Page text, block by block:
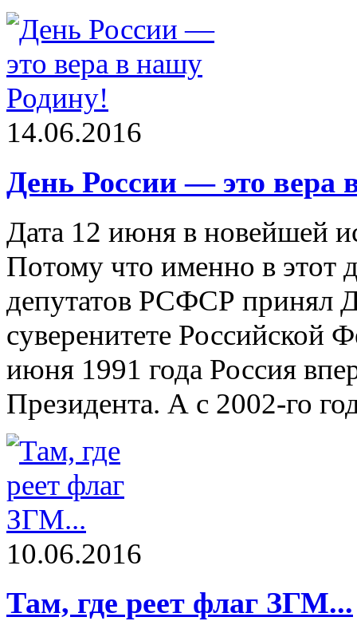
14.06.2016
День России — это вера
Дата 12 июня в новейшей
Потому что именно в этот
депутатов РСФСР принял
суверенитете Российской
июня 1991 года Россия
Президента. А с 2002-го
10.06.2016
Там, где реет флаг ЗГМ...